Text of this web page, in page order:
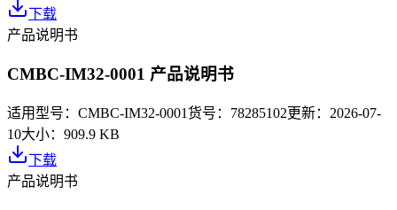
下载
产品说明书
CMBC-IM32-0001 产品说明书
适用型号： CMBC-IM32-0001货号： 78285102更新： 2026-07-
10大小： 909.9 KB
下载
产品说明书